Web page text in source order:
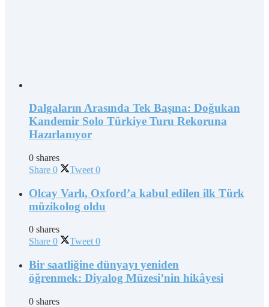
Dalgaların Arasında Tek Başına: Doğukan
Kandemir Solo Türkiye Turu Rekoruna
Hazırlanıyor
0 shares
Share 0 Tweet 0
Olcay Varlı, Oxford’a kabul edilen ilk Türk
müzikolog oldu
0 shares
Share 0 Tweet 0
Bir saatliğine dünyayı yeniden
öğrenmek: Diyalog Müzesi’nin hikâyesi
0 shares